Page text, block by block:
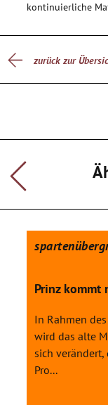
kontinuierliche
zurück zur
Prinz kommt
In Rahmen
wird das alte
sich verändert,
Pro...